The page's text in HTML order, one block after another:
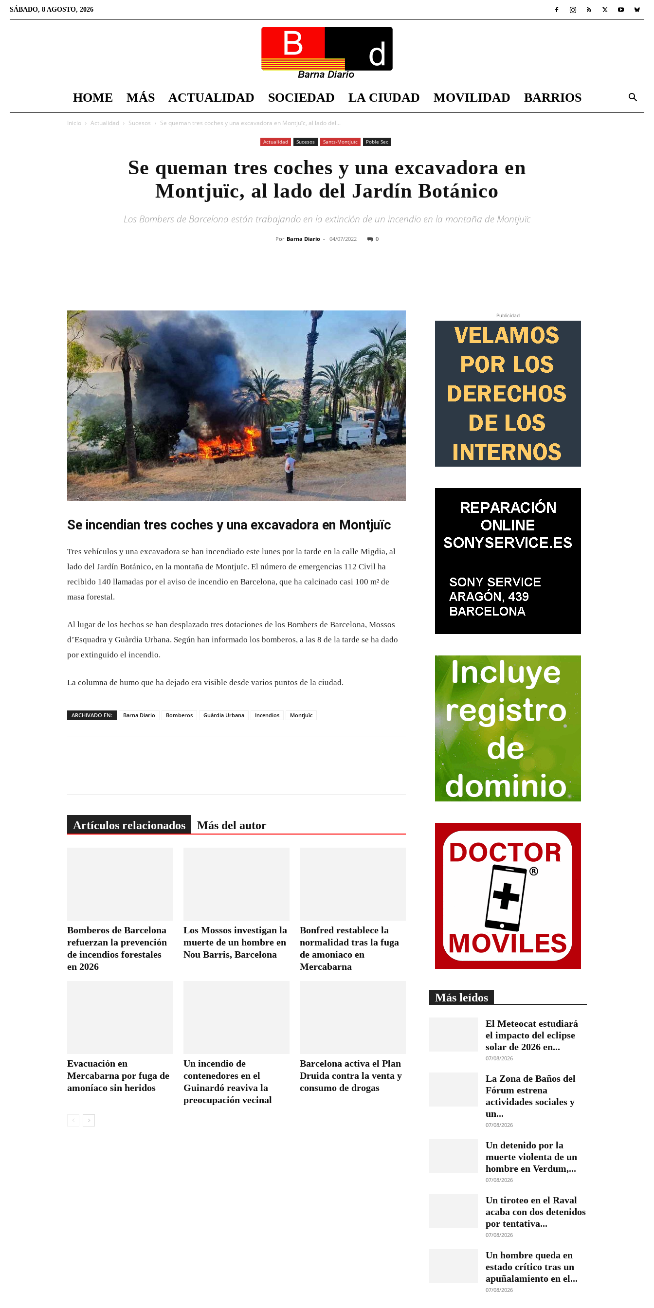
SÁBADO, 8 AGOSTO, 2026
Diario
HOME MÁS ACTUALIDAD SOCIEDAD LA CIUDAD MOVILIDAD BARRIOS
Inicio Actualidad Sucesos Se queman tres coches y una excavadora en Montjuïc, al lado del...
Actualidad Sucesos Sants-Montjuïc Poble Sec
Se queman tres coches y una excavadora en
Montjuïc, al lado del Jardín Botánico
Los Bombers de Barcelona están trabajando en la extinción de un incendio en la montaña de Montjuïc
Por Barna Diario - 04/07/2022 0
Se incendian tres coches y una excavadora en Montjuïc
Tres vehículos y una excavadora se han incendiado este lunes por la tarde en la calle Migdia, al
lado del Jardín Botánico, en la montaña de Montjuïc. El número de emergencias 112 Civil ha
recibido 140 llamadas por el aviso de incendio en Barcelona, ​​que ha calcinado casi 100 m² de
masa forestal.
Al lugar de los hechos se han desplazado tres dotaciones de los Bombers de Barcelona, Mossos
d’Esquadra y Guàrdia Urbana. Según han informado los bomberos, a las 8 de la tarde se ha dado
por extinguido el incendio.
La columna de humo que ha dejado era visible desde varios puntos de la ciudad.
ARCHIVADO EN: Barna Diario Bomberos Guàrdia Urbana Incendios Montjuïc
Artículos relacionados Más del autor
Bomberos de Barcelona
refuerzan la prevención
de incendios forestales
en 2026
Los Mossos investigan la
muerte de un hombre en
Nou Barris, Barcelona
Bonfred restablece la
normalidad tras la fuga
de amoniaco en
Mercabarna
Evacuación en
Mercabarna por fuga de
amoníaco sin heridos
Un incendio de
contenedores en el
Guinardó reaviva la
preocupación vecinal
Barcelona activa el Plan
Druida contra la venta y
consumo de drogas
Publicidad
Más leídos
El Meteocat estudiará
el impacto del eclipse
solar de 2026 en...
07/08/2026
La Zona de Baños del
Fórum estrena
actividades sociales y
un...
07/08/2026
Un detenido por la
muerte violenta de un
hombre en Verdum,...
07/08/2026
Un tiroteo en el Raval
acaba con dos detenidos
por tentativa...
07/08/2026
Un hombre queda en
estado crítico tras un
apuñalamiento en el...
07/08/2026